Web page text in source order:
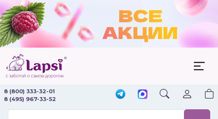
8 (800) 333-32-01
8 (495) 967-33-52